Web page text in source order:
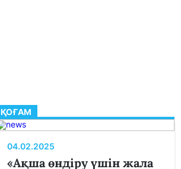
ҚОҒАМ
04.02.2025
«Ақша өндіру үшін жала